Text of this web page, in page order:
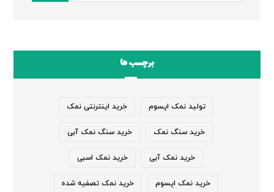
برچسب ها
تولید نمک اپسوم خرید اینترنتی نمک
خرید سنگ نمک خرید سنگ نمک آبی
خرید نمک آبی خرید نمک اسبی
خرید نمک اپسوم خرید نمک تصفیه شده